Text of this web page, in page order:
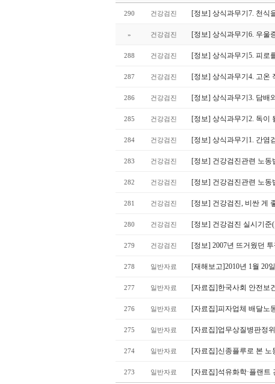
290 건강검진 [정보] 상식과무기7. 천식
» 건강검진 [정보] 상식과무기6. 우울
288 건강검진 [정보] 상식과무기5. 피로
287 건강검진 [정보] 상식과무기4. 고온
286 건강검진 [정보] 상식과무기3. 담배
285 건강검진 [정보] 상식과무기2. 독이
284 건강검진 [정보] 상식과무기1. 간염
283 건강검진 [정보] 건강검진관련 노동
282 건강검진 [정보] 건강검진관련 노동
281 건강검진 [정보] 건강검진, 비싼 게
280 건강검진 [정보] 건강검진 실시기준
279 건강검진 [정보] 2007년 뜨거웠던
278 일반자료 [재해보고]2010년 1월 20
277 일반자료 [자료집]한국사회 안전보
276 일반자료 [자료집]피자업체 배달노
275 일반자료 [자료집]업무상질병판정
274 일반자료 [자료집]신종플루로 본 노
273 일반자료 [자료집]석유화학·플랜트